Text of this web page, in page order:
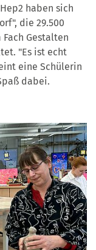
haben sich
die 29.500
Gestalten
"Es ist echt
eine Schülerin
dabei.